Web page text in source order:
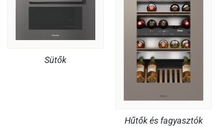
Sütők
Hűtők és fagyasztók